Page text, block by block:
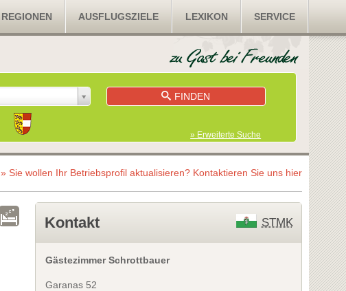
REGIONEN AUSFLUGSZIELE LEXIKON SERVICE
FINDEN
» Erweiterte Suche
» Sie wollen Ihr Betriebsprofil aktualisieren? Kontaktieren Sie uns hier
Kontakt STMK
Gästezimmer Schrottbauer
Garanas 52